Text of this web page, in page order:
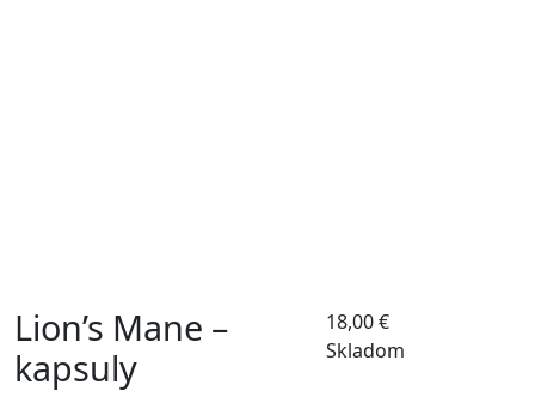
Lion’s Mane –
kapsuly
18,00€
Skladom